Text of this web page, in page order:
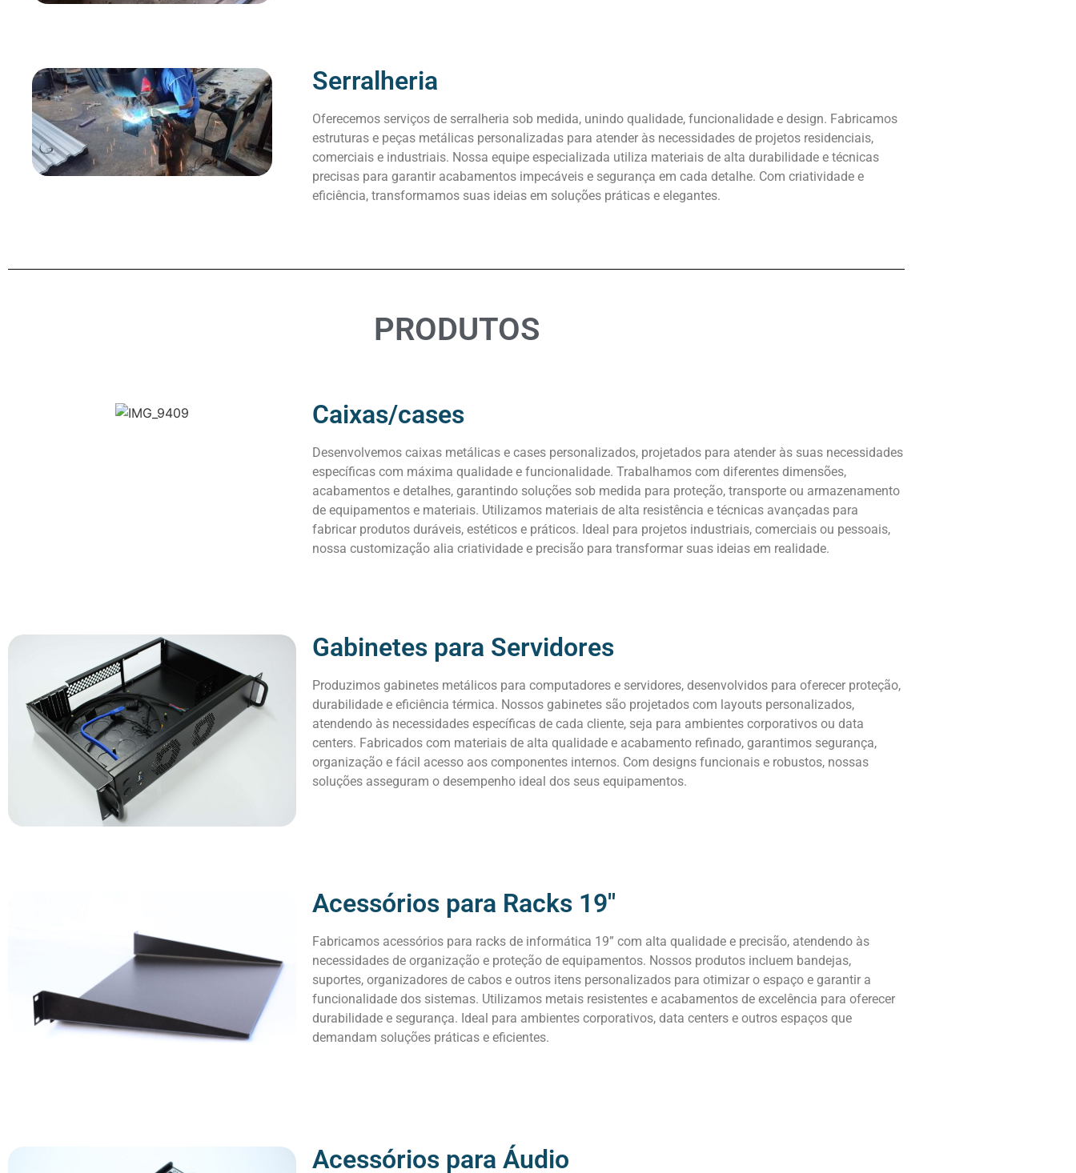
Serralheria
Oferecemos serviços de serralheria sob medida, unindo qualidade, funcionalidade e design. Fabricamos
estruturas e peças metálicas personalizadas para atender às necessidades de projetos residenciais,
comerciais e industriais. Nossa equipe especializada utiliza materiais de alta durabilidade e técnicas
precisas para garantir acabamentos impecáveis e segurança em cada detalhe. Com criatividade e
eficiência, transformamos suas ideias em soluções práticas e elegantes.
PRODUTOS
Caixas/cases
Desenvolvemos caixas metálicas e cases personalizados, projetados para atender às suas necessidades
específicas com máxima qualidade e funcionalidade. Trabalhamos com diferentes dimensões,
acabamentos e detalhes, garantindo soluções sob medida para proteção, transporte ou armazenamento
de equipamentos e materiais. Utilizamos materiais de alta resistência e técnicas avançadas para
fabricar produtos duráveis, estéticos e práticos. Ideal para projetos industriais, comerciais ou pessoais,
nossa customização alia criatividade e precisão para transformar suas ideias em realidade.
Gabinetes para Servidores
Produzimos gabinetes metálicos para computadores e servidores, desenvolvidos para oferecer proteção,
durabilidade e eficiência térmica. Nossos gabinetes são projetados com layouts personalizados,
atendendo às necessidades específicas de cada cliente, seja para ambientes corporativos ou data
centers. Fabricados com materiais de alta qualidade e acabamento refinado, garantimos segurança,
organização e fácil acesso aos componentes internos. Com designs funcionais e robustos, nossas
soluções asseguram o desempenho ideal dos seus equipamentos.
Acessórios para Racks 19"
Fabricamos acessórios para racks de informática 19” com alta qualidade e precisão, atendendo às
necessidades de organização e proteção de equipamentos. Nossos produtos incluem bandejas,
suportes, organizadores de cabos e outros itens personalizados para otimizar o espaço e garantir a
funcionalidade dos sistemas. Utilizamos metais resistentes e acabamentos de excelência para oferecer
durabilidade e segurança. Ideal para ambientes corporativos, data centers e outros espaços que
demandam soluções práticas e eficientes.
Acessórios para Áudio